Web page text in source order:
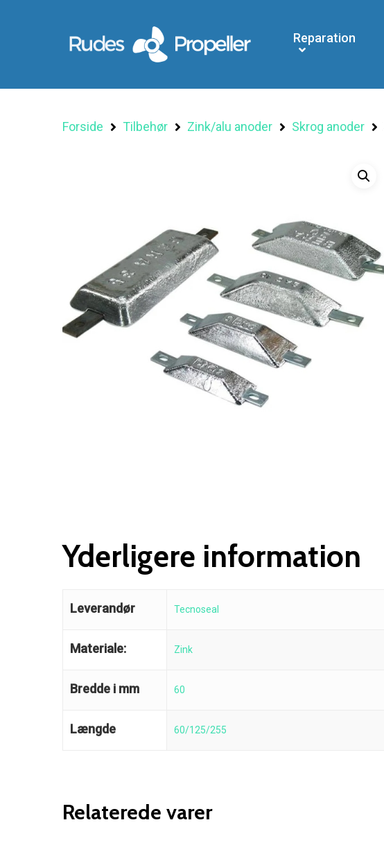
Søg efter et produkt, og tryk på enter
Reparation
Forside Tilbehør Zink/alu anoder Skrog anoder
Yderligere information
Leverandør Tecnoseal
Materiale: Zink
Bredde i mm 60
Længde 60/125/255
Relaterede varer